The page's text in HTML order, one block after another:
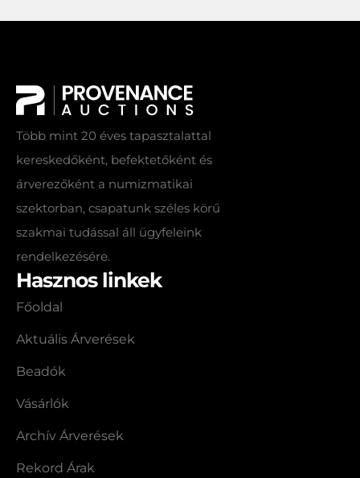
Több mint 20 éves tapasztalattal
kereskedőként, befektetőként és
árverezőként a numizmatikai
szektorban, csapatunk széles körű
szakmai tudással áll ügyfeleink
rendelkezésére.
Hasznos linkek
Főoldal
Aktuális Árverések
Beadók
Vásárlók
Archív Árverések
Rekord Árak